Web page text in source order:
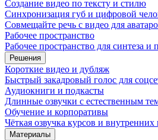
Создание видео по тексту и стилю
Синхронизация губ и цифровой
Совмещайте речь с видео для
Рабочее пространство
Рабочее пространство для синтеза и
Решения
Короткие видео и дубляж
Быстрый закадровый голос для
Аудиокниги и подкасты
Длинные озвучки с естественным
Обучение и корпоративы
Чёткая озвучка курсов и
Материалы